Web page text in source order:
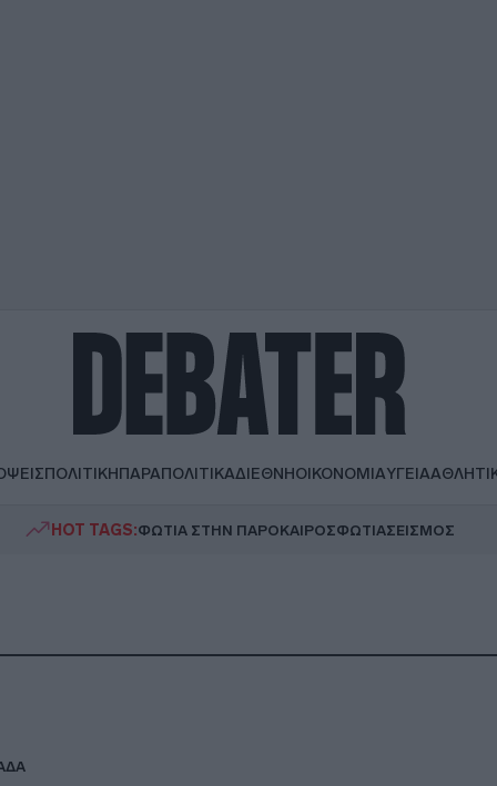
ΠΟΛΙΤΙΚΗΠΑΡΑΠΟΛΙΤΙΚΑΔΙΕΘΝΗΟΙΚΟΝΟΜΙΑΥΓΕΙΑ
HOT TAGS:ΦΩΤΙΑ ΣΤΗΝ ΠΑΡΟΚΑΙΡΟΣΦΩΤΙΑΣΕΙΣΜΟΣ